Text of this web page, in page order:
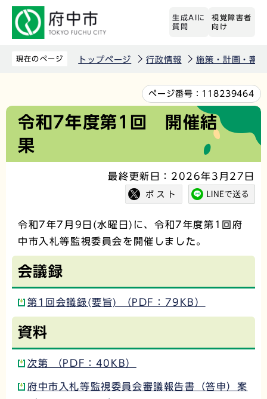
先
生成AIに
質問
視覚障害者
向け
現在のページ トップページ 行政情報 施策・計画・審
文
か
ページ番号： 118239464
令和7年度第1回 開催結
果
最終更新日：2026年3月27日
令和7年7月9日(水曜日)に、令和7年度第1回府
中市入札等監視委員会を開催しました。
会議録
第1回会議録(要旨) （PDF：79KB）
資料
次第 （PDF：40KB）
府中市入札等監視委員会審議報告書（答申）案